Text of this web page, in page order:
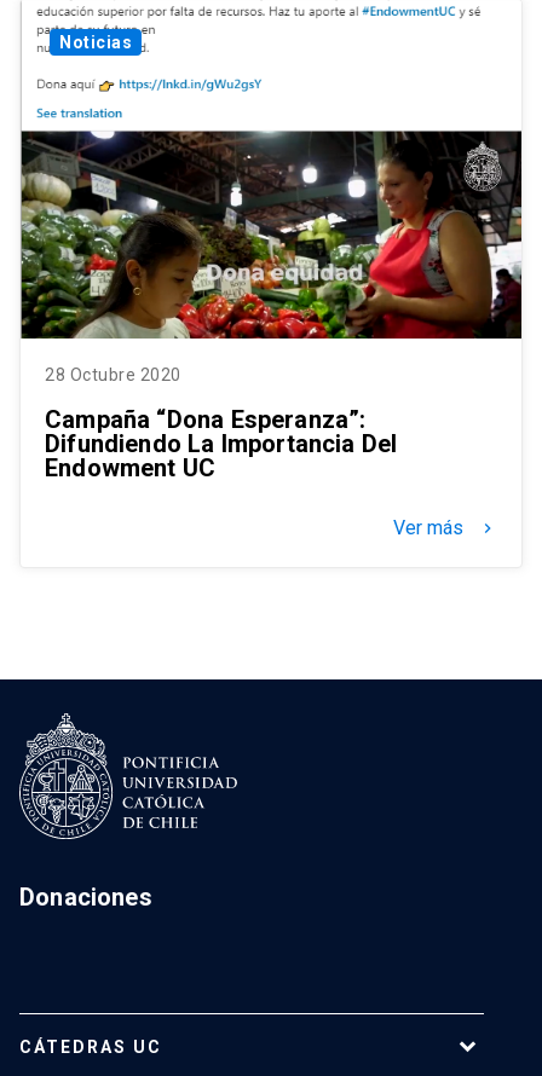
Noticias
28 Octubre 2020
Campaña “Dona Esperanza”:
Difundiendo La Importancia Del
Endowment UC
Ver más keyboard_arrow_right
Donaciones
CÁTEDRAS UC